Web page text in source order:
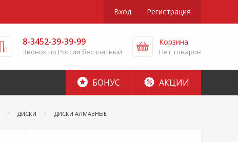
Вход Регистрация
8-3452-39-39-99
Звонок по России бесплатный
Корзина
Нет товаров
БОНУС АКЦИИ
ДИСКИ ДИСКИ АЛМАЗНЫЕ